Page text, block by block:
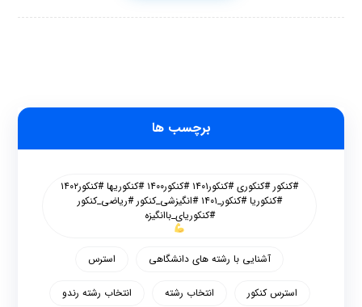
برچسب ها
#کنکور #کنکوری #کنکور۱۴۰۱ #کنکور۱۴۰۰ #کنکوریها #کنکور۱۴۰۲
#کنکوریا #کنکور_۱۴۰۱ #انگیزشی_کنکور #ریاضی_کنکور
#کنکوریای_باانگیزه
آشنایی با رشته های دانشگاهی استرس
استرس کنکور انتخاب رشته انتخاب رشته رندو